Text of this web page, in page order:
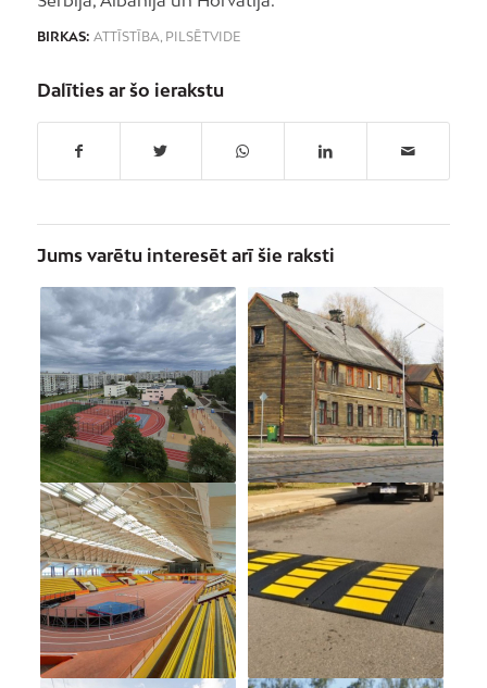
BIRKAS: ATTĪSTĪBA, PILSĒTVIDE
Dalīties ar šo ierakstu
Jums varētu interesēt arī šie raksti